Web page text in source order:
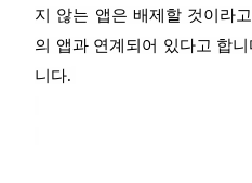
지 않는 앱은 배제할 것이라
의
앱과 연계되어 있다고 합
니다.